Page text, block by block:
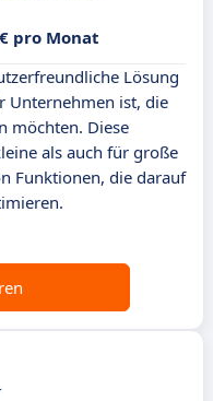
pro Monat
Lösung
Unternehmen ist, die
möchten. Diese
als auch für große
Funktionen, die darauf